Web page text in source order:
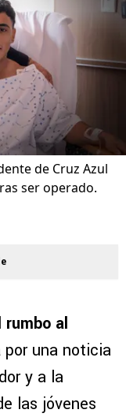
de Cruz Azul
ser operado.
rumbo al
por una noticia
y a la
las jóvenes